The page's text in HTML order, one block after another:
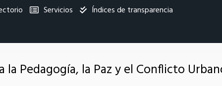
Servicios
Índices de transparencia
Pedagogía, la Paz y el Conflicto